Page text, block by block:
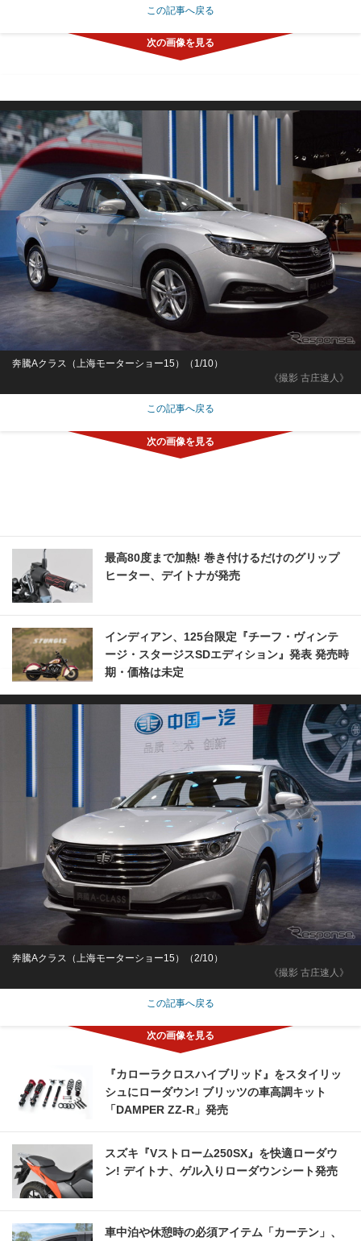
この記事へ戻る
《撮影 古庄速人》
奔騰Aクラス（上海モーターショー15）（1/10）
この記事へ戻る
最高80度まで加熱! 巻き付けるだけのグリップ
ヒーター、デイトナが発売
インディアン、125台限定『チーフ・ヴィンテ
ージ・スタージスSDエディション』発表 発売時
期・価格は未定
《撮影 古庄速人》
奔騰Aクラス（上海モーターショー15）（2/10）
この記事へ戻る
『カローラクロスハイブリッド』をスタイリッ
シュにローダウン! ブリッツの車高調キット
「DAMPER ZZ-R」発売
スズキ『Vストローム250SX』を快適ローダウ
ン! デイトナ、ゲル入りローダウンシート発売
車中泊や休憩時の必須アイテム「カーテン」、